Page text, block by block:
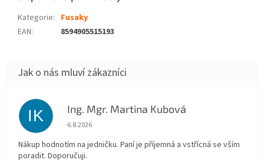
Kategorie: Fusaky
EAN: 8594905515193
IK Ing. Mgr. Martina Kubová
Hodnocení obchodu je 5 z 5 hvězdiček.
6.8.2026
Nákup hodnotím na jedničku. Paní je příjemná a vstřícná se vším
poradit. Doporučuji.